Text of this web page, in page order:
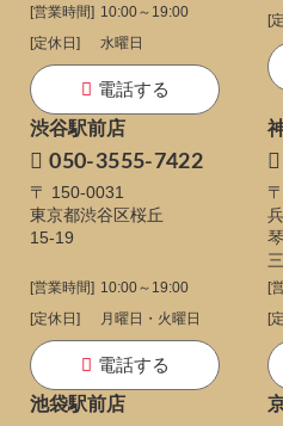
[営業時間] 10:00～19:00
[定休日]
水曜日
電話する
[
渋谷駅前店
050-3555-7422
〒 150-0031
東京都渋谷区桜丘
15-19
[営業時間] 10:00～19:00
[定休日]
月曜日・火曜日
電話する
[
[
池袋駅前店